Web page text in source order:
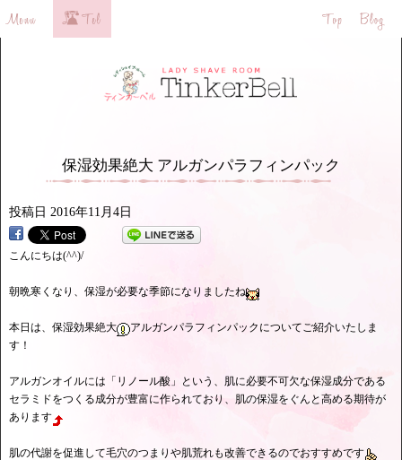
保湿効果絶大 アルガンパラフィンパック
投稿日 2016年11月4日
こんにちは(^^)/
朝晩寒くなり、保湿が必要な季節になりましたね
本日は、保湿効果絶大
アルガンパラフィンパックについてご紹介いたしま
す！
アルガンオイルには「リノール酸」という、肌に必要不可欠な保湿成分である
セラミドをつくる成分が豊富に作られており、肌の保湿をぐんと高める期待が
あります
肌の代謝を促進して毛穴のつまりや肌荒れも改善できるのでおすすめです